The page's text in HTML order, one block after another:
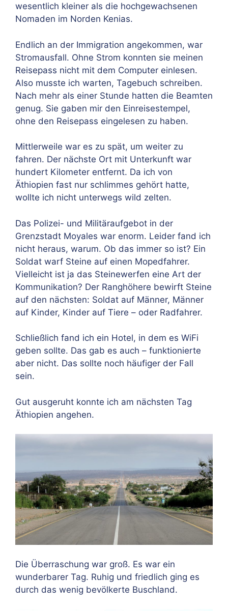
wesentlich kleiner als die hochgewachsenen
Nomaden im Norden Kenias.
Endlich an der Immigration angekommen, war
Stromausfall. Ohne Strom konnten sie meinen
Reisepass nicht mit dem Computer einlesen.
Also musste ich warten, Tagebuch schreiben.
Nach mehr als einer Stunde hatten die Beamten
genug. Sie gaben mir den Einreisestempel,
ohne den Reisepass eingelesen zu haben.
Mittlerweile war es zu spät, um weiter zu
fahren. Der nächste Ort mit Unterkunft war
hundert Kilometer entfernt. Da ich von
Äthiopien fast nur schlimmes gehört hatte,
wollte ich nicht unterwegs wild zelten.
Das Polizei- und Militäraufgebot in der
Grenzstadt Moyales war enorm. Leider fand ich
nicht heraus, warum. Ob das immer so ist? Ein
Soldat warf Steine auf einen Mopedfahrer.
Vielleicht ist ja das Steinewerfen eine Art der
Kommunikation? Der Ranghöhere bewirft Steine
auf den nächsten: Soldat auf Männer, Männer
auf Kinder, Kinder auf Tiere – oder Radfahrer.
Schließlich fand ich ein Hotel, in dem es WiFi
geben sollte. Das gab es auch – funktionierte
aber nicht. Das sollte noch häufiger der Fall
sein.
Gut ausgeruht konnte ich am nächsten Tag
Äthiopien angehen.
Die Überraschung war groß. Es war ein
wunderbarer Tag. Ruhig und friedlich ging es
durch das wenig bevölkerte Buschland.